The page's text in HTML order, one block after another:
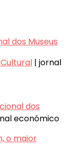
dos Museus
| jornal
dos
económico
o maior